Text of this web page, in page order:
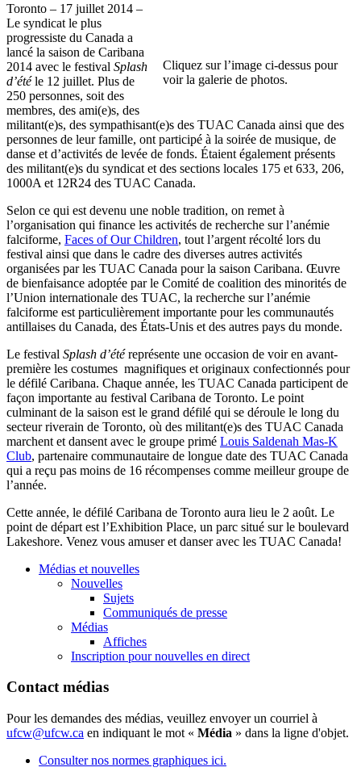
Cliquez sur l’image ci-dessus pour
voir la galerie de photos.
Toronto – 17 juillet 2014 –
Le syndicat le plus
progressiste du Canada a
lancé la saison de Caribana
2014 avec le festival Splash
d’étéle 12 juillet. Plus de
250 personnes, soit des
membres, des ami(e)s, des
militant(e)s, des sympathisant(e)s des TUAC Canada ainsi que des
personnes de leur famille, ont participé à la soirée de musique, de
danse et d’activités de levée de fonds. Étaient également présents
des militant(e)s du syndicat et des sections locales 175 et 633, 206,
1000A et 12R24 des TUAC Canada.
Selon ce qui est devenu une noble tradition, on remet à
l’organisation qui finance les activités de recherche sur l’anémie
falciforme, Faces of Our Children, tout l’argent récolté lors du
festival ainsi que dans le cadre des diverses autres activités
organisées par les TUAC Canada pour la saison Caribana. Œuvre
de bienfaisance adoptée par le Comité de coalition des minorités de
l’Union internationale des TUAC, la recherche sur l’anémie
falciforme est particulièrement importante pour les communautés
antillaises du Canada, des États-Unis et des autres pays du monde.
Le festival Splash d’étéreprésente une occasion de voir en avant-
première les costumes magnifiques et originaux confectionnés pour
le défilé Caribana. Chaque année, les TUAC Canada participent de
façon importante au festival Caribana de Toronto. Le point
culminant de la saison est le grand défilé qui se déroule le long du
secteur riverain de Toronto, où des militant(e)s des TUAC Canada
marchent et dansent avec le groupe primé Louis Saldenah Mas-K
Club, partenaire communautaire de longue date des TUAC Canada
qui a reçu pas moins de 16 récompenses comme meilleur groupe de
l’année.
Cette année, le défilé Caribana de Toronto aura lieu le 2 août. Le
point de départ est l’Exhibition Place, un parc situé sur le boulevard
Lakeshore. Venez vous amuser et danser avec les TUAC Canada!
Médias et nouvelles
Nouvelles
Sujets
Communiqués de presse
Médias
Affiches
Inscription pour nouvelles en direct
Contact médias
Pour les demandes des médias, veuillez envoyer un courriel à
ufcw@ufcw.ca en indiquant le mot « Média » dans la ligne d'objet.
Consulter nos normes graphiques ici.